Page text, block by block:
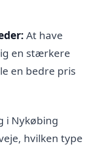
At have
en stærkere
en bedre pris
i Nykøbing
hvilken type